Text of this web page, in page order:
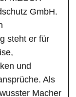
GmbH.
steht er für
und
Als
Macher